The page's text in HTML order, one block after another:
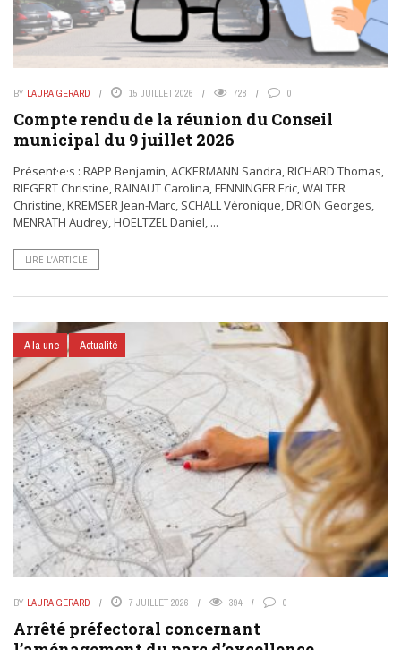
BY LAURA GERARD 15 JUILLET 2026 728 0
Compte rendu de la réunion du Conseil
municipal du 9 juillet 2026
Présent·e·s : RAPP Benjamin, ACKERMANN Sandra, RICHARD Thomas,
RIEGERT Christine, RAINAUT Carolina, FENNINGER Eric, WALTER
Christine, KREMSER Jean-Marc, SCHALL Véronique, DRION Georges,
MENRATH Audrey, HOELTZEL Daniel, ...
LIRE L’ARTICLE
A la une Actualité
BY LAURA GERARD 7 JUILLET 2026 394 0
Arrêté préfectoral concernant